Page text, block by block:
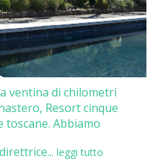
ventina di chilometri
Resort cinque
toscane. Abbiamo
leggi tutto